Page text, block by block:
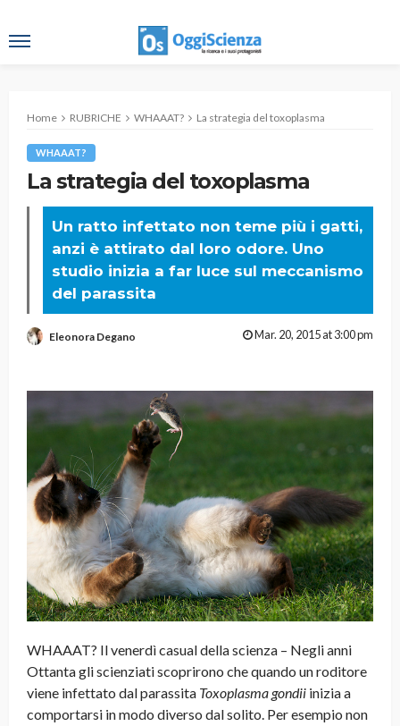
Home RUBRICHE WHAAAT? La strategia del toxoplasma
WHAAAT?
La strategia del toxoplasma
Un ratto infettato non teme più i gatti,
anzi è attirato dal loro odore. Uno
studio inizia a far luce sul meccanismo
del parassita
Eleonora Degano Mar. 20, 2015 at 3:00 pm
WHAAAT? Il venerdì casual della scienza – Negli anni
Ottanta gli scienziati scoprirono che quando un roditore
viene infettato dal parassita Toxoplasma gondii inizia a
comportarsi in modo diverso dal solito. Per esempio non